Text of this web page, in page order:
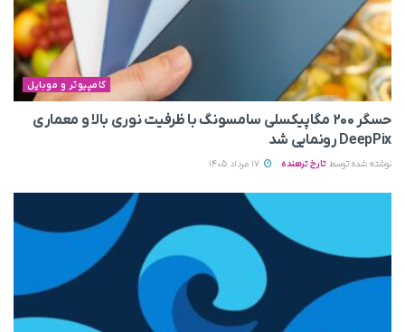
کامپیوتر و موبایل
حسگر ۲۰۰ مگاپیکسلی سامسونگ با ظرفیت نوری بالا و معماری
DeepPix رونمایی شد
نوشته شده توسط تارخ ترهنده